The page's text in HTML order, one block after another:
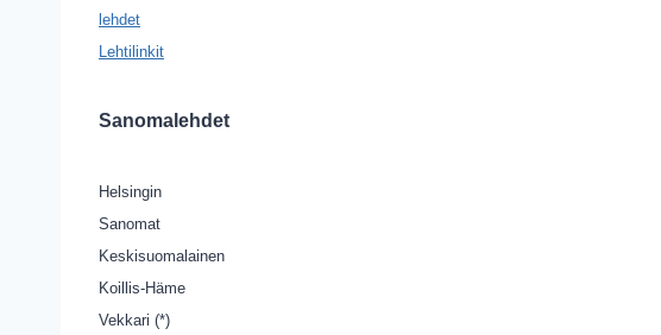
lehdet
Lehtilinkit
Sanomalehdet
Helsingin
Sanomat
Keskisuomalainen
Koillis-Häme
Vekkari (*)